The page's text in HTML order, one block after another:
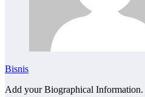
Bisnis
Add your Biographical Information.